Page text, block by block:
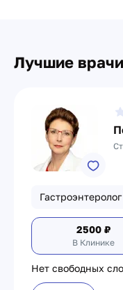
Лучшие
Гастроэнтеролог
2500 ₽
В Клинике
Нет свободных